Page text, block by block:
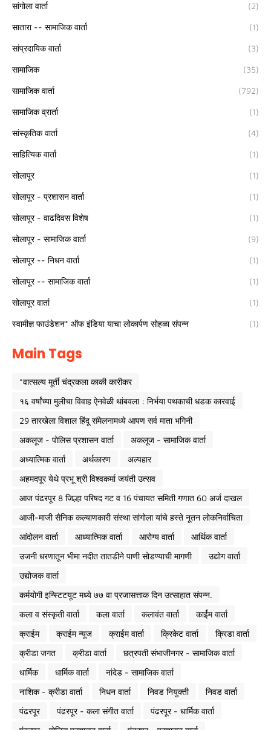
सांगोला वार्ता (2)
सातारा -- सामाजिक वार्ता (1)
सांप्रदायिक वार्ता (3)
सामाजिक (35)
सामाजिक वार्ता (792)
सामाजिक व्रार्ता (1)
सांस्कृतिक वार्ता (4)
साहित्यिक वार्ता (1)
सोलापूर (1)
सोलापूर - प्रशासन वार्ता (1)
सोलापूर - वाढदिवस विशेष (1)
सोलापूर - सामाजिक वार्ता (9)
सोलापूर -- निधन वार्ता (1)
सोलापूर -- सामाजिक वार्ता (1)
सोलापूर वार्ता (1)
स्वामीज्ञ फाउंडेशन* ऑफ इंडिया याचा लोकार्पण सोहळा संपन्न (1)
Main Tags
*वात्सल्य मूर्ती चंद्रकला काकी कारीकर
१६ वर्षांच्या मुलीचा विवाह ऐनवेळी थांबवला : निर्भया पथकाची धडक कारवाई
29 तारखेला विशाल हिंदू संमेलनामध्ये आपण सर्व माता भगिनी
अकलूज - पोलिस प्रशासन वार्ता
अकलूज - सामाजिक वार्ता
अध्यात्मिक वार्ता
अर्थकारण
अल्पहार
अहमदपूर येथे प्रभू श्री विश्वकर्मा जयंती उत्सव
आज पंढरपूर 8 जिल्हा परिषद गट व 16 पंचायत समिती गणात 60 अर्ज दाखल
आजी-माजी सैनिक कल्याणकारी संस्था सांगोला यांचे हस्ते नूतन लोकनिर्वाचिता
आंदोलन वार्ता
आध्यात्मिक वार्ता आरोग्य वार्ता
आर्थिक वार्ता
उजनी धरणातून भीमा नदीत तातडीने पाणी सोडण्याची मागणी
उद्योग वार्ता
उद्योजक वार्ता
कर्मयोगी इन्स्टिटयूट मध्ये ७७ वा प्रजासत्ताक दिन उत्साहात संपन्न.
कला व संस्कृती वार्ता
कला वार्ता कलावंत वार्ता
कार्ईम वार्ता
क्राईम
क्राईम न्यूज क्राईम वार्ता क्रिकेट वार्ता
क्रिडा वार्ता
क्रीडा जगत
क्रीडा वार्ता
छत्रपती संभाजीनगर - सामाजिक वार्ता
धार्मिक
धार्मिक वार्ता
नांदेड - सामाजिक वार्ता
नाशिक - क्रीडा वार्ता
निधन वार्ता निवड नियुक्ती
निवड वार्ता
पंढरपूर
पंढरपूर - कला संगीत वार्ता
पंढरपूर - धार्मिक वार्ता